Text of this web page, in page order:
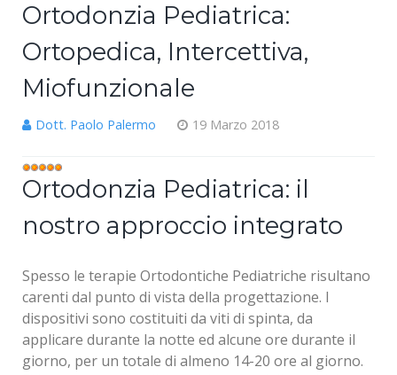
Ortodonzia Pediatrica:
Ortopedica, Intercettiva,
Miofunzionale
Dott. Paolo Palermo 19 Marzo 2018
Valutazione
attuale:5/ 5
Ortodonzia Pediatrica: il
nostro approccio integrato
Spesso le terapie Ortodontiche Pediatriche risultano
carenti dal punto di vista della progettazione. I
dispositivi sono costituiti da viti di spinta, da
applicare durante la notte ed alcune ore durante il
giorno, per un totale di almeno 14-20 ore al giorno.